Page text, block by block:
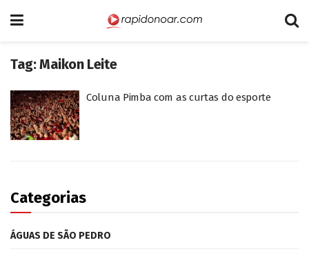
Tag:Maikon Leite
Coluna Pimba com as curtas do esporte
Categorias
ÁGUAS DE SÃO PEDRO